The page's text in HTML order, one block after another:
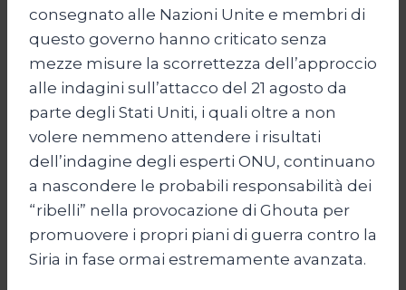
consegnato alle Nazioni Unite e membri di
questo governo hanno criticato senza
mezze misure la scorrettezza dell’approccio
alle indagini sull’attacco del 21 agosto da
parte degli Stati Uniti, i quali oltre a non
volere nemmeno attendere i risultati
dell’indagine degli esperti ONU, continuano
a nascondere le probabili responsabilità dei
“ribelli” nella provocazione di Ghouta per
promuovere i propri piani di guerra contro la
Siria in fase ormai estremamente avanzata.